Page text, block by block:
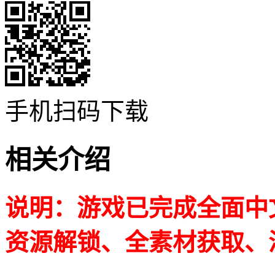
手机扫码下载
相关介绍
说明：游戏已完成全面
资源解锁、全素材获取